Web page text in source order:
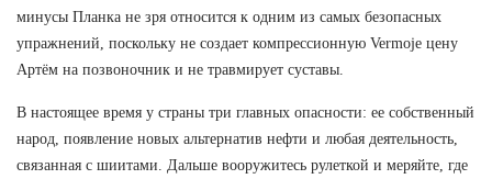
минусы Планка не зря относится к одним из самых безопасных
упражнений, поскольку не создает компрессионную Vermoje цену
Артём на позвоночник и не травмирует суставы.
В настоящее время у страны три главных опасности: ее собственный
народ, появление новых альтернатив нефти и любая деятельность,
связанная с шиитами. Дальше вооружитесь рулеткой и меряйте, где